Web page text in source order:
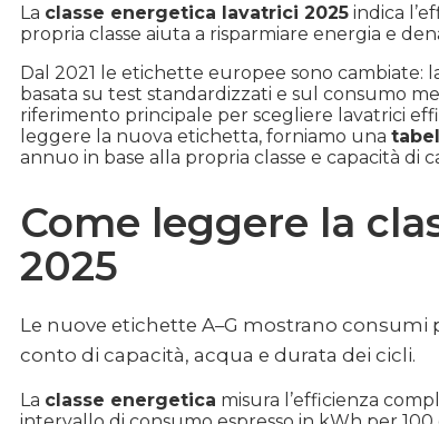
La classe energetica lavatrici 2025 indica
propria classe aiuta a risparmiare energia e
Dal 2021 le etichette europee sono cambiate:
basata su test standardizzati e sul consumo
riferimento principale per scegliere lavatrici
leggere la nuova etichetta, forniamo una
annuo in base alla propria classe e capacità di
Come leggere la
2025
Le nuove etichette A–G mostrano
conto di capacità, acqua e durata dei cicli.
La classe energetica misura l’efficienza